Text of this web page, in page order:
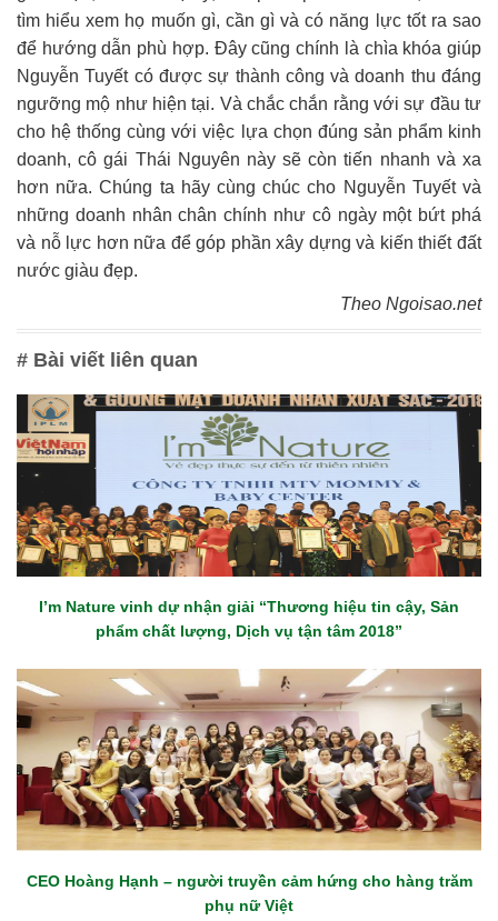
tìm hiểu xem họ muốn gì, cần gì và có năng lực tốt ra sao
để hướng dẫn phù hợp. Đây cũng chính là chìa khóa giúp
Nguyễn Tuyết có được sự thành công và doanh thu đáng
ngưỡng mộ như hiện tại. Và chắc chắn rằng với sự đầu tư
cho hệ thống cùng với việc lựa chọn đúng sản phẩm kinh
doanh, cô gái Thái Nguyên này sẽ còn tiến nhanh và xa
hơn nữa. Chúng ta hãy cùng chúc cho Nguyễn Tuyết và
những doanh nhân chân chính như cô ngày một bứt phá
và nỗ lực hơn nữa để góp phần xây dựng và kiến thiết đất
nước giàu đẹp.
Theo Ngoisao.net
# Bài viết liên quan
I’m Nature vinh dự nhận giải “Thương hiệu tin cậy, Sản
phẩm chất lượng, Dịch vụ tận tâm 2018”
CEO Hoàng Hạnh – người truyền cảm hứng cho hàng trăm
phụ nữ Việt